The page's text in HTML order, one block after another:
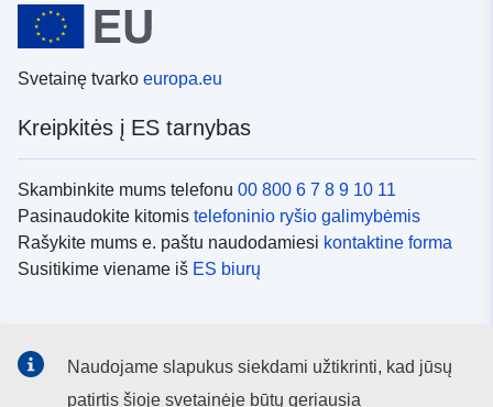
Svetainę tvarko europa.eu
Kreipkitės į ES tarnybas
Skambinkite mums telefonu 00 800 6 7 8 9 10 11
Pasinaudokite kitomis telefoninio ryšio galimybėmis
Rašykite mums e. paštu naudodamiesi kontaktine forma
Susitikime viename iš ES biurų
socialinių tinklų kanalai
Naudojame slapukus siekdami užtikrinti, kad jūsų
patirtis šioje svetainėje būtų geriausia